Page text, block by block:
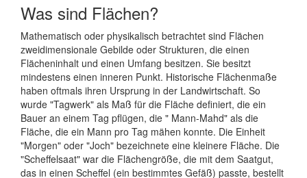
Was sind Flächen?
Mathematisch oder physikalisch betrachtet sind Flächen
zweidimensionale Gebilde oder Strukturen, die einen
Flächeninhalt und einen Umfang besitzen. Sie besitzt
mindestens einen inneren Punkt. Historische Flächenmaße
haben oftmals ihren Ursprung in der Landwirtschaft. So
wurde "Tagwerk" als Maß für die Fläche definiert, die ein
Bauer an einem Tag pflügen, die " Mann-Mahd" als die
Fläche, die ein Mann pro Tag mähen konnte. Die Einheit
"Morgen" oder "Joch" bezeichnete eine kleinere Fläche. Die
"Scheffelsaat" war die Flächengröße, die mit dem Saatgut,
das in einen Scheffel (ein bestimmtes Gefäß) passte, bestellt